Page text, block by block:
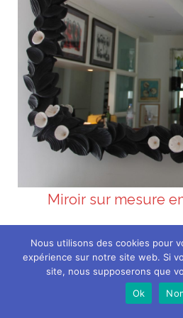
Miroir sur mesure
Nous utilisons des cookies pour
expérience sur notre site web. Si
site, nous supposerons que
Ok